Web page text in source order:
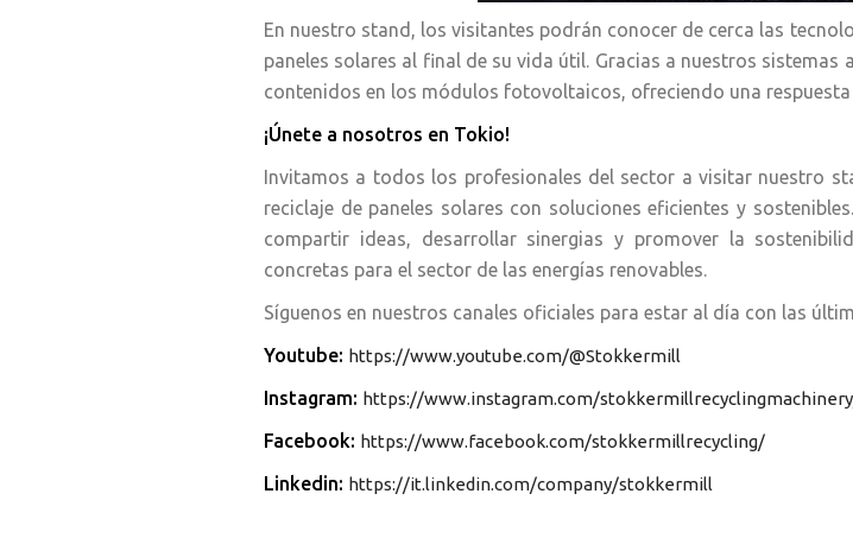
En nuestro stand, los visitantes podrán conocer de cerca las
paneles solares al final de su vida útil. Gracias a nuestros
contenidos en los módulos fotovoltaicos, ofreciendo una
¡Únete a nosotros en Tokio!
Invitamos a todos los profesionales del sector a visitar nuestro
reciclaje de paneles solares con soluciones eficientes y
compartir ideas, desarrollar sinergias y promover la
concretas para el sector de las energías renovables.
Síguenos en nuestros canales oficiales para estar al día con las
Youtube: https://www.youtube.com/@Stokkermill
Instagram: https://www.instagram.com/
Facebook: https://www.facebook.com/stokkermillrecycling/
Linkedin: https://it.linkedin.com/company/stokkermill